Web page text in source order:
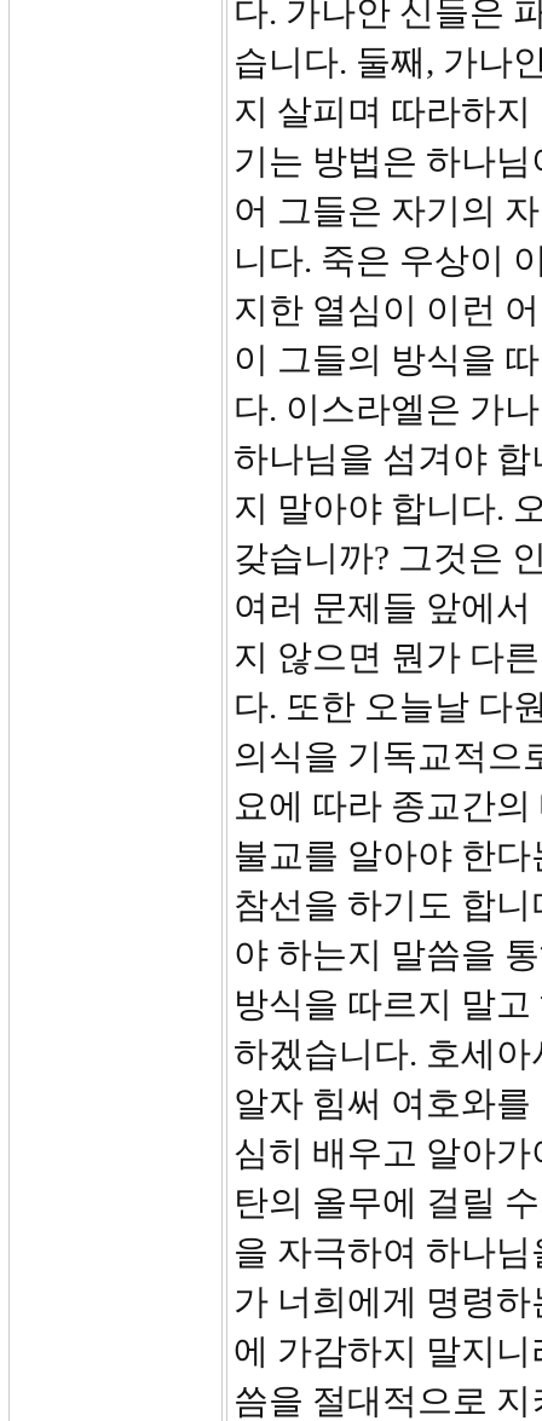
다. 가나안 신들은
습니다. 둘째, 가나
지 살피며 따라하
기는 방법은 하나
어 그들은 자기의
니다. 죽은 우상이
지한 열심이 이런
이 그들의 방식을
다. 이스라엘은 가
하나님을 섬겨야
지 말아야 합니다.
갖습니까? 그것은
여러 문제들 앞에
지 않으면 뭔가 다
다. 또한 오늘날 다
의식을 기독교적으
요에 따라 종교간
불교를 알아야 한
참선을 하기도 합
야 하는지 말씀을
방식을 따르지 말
하겠습니다. 호세
알자 힘써 여호와
심히 배우고 알아
탄의 올무에 걸릴
을 자극하여 하나
가 너희에게 명령
에 가감하지 말지
씀을 절대적으로